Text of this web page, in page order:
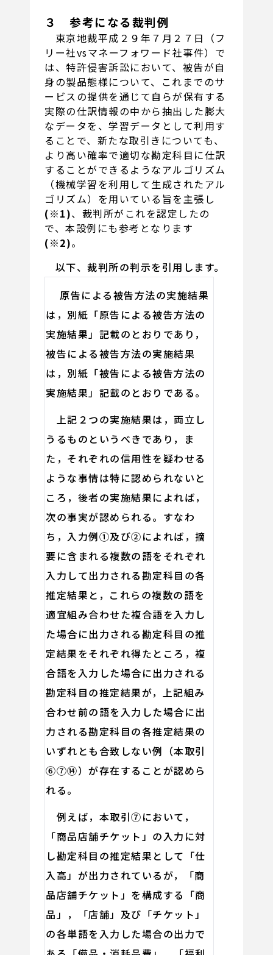
３ 参考になる裁判例
東京地裁平成２９年７月２７日（フ
リー社vsマネーフォワード社事件）で
は、特許侵害訴訟において、被告が自
身の製品態様について、これまでのサ
ービスの提供を通じて自らが保有する
実際の仕訳情報の中から抽出した膨大
なデータを、学習データとして利用す
ることで、新たな取引きについても、
より高い確率で適切な勘定科目に仕訳
することができるようなアルゴリズム
（機械学習を利用して生成されたアル
ゴリズム）を用いている旨を主張し
(※1)、裁判所がこれを認定したの
で、本設例にも参考となります
(※2)。
以下、裁判所の判示を引用します。
原告による被告方法の実施結果
は，別紙「原告による被告方法の
実施結果」記載のとおりであり，
被告による被告方法の実施結果
は，別紙「被告による被告方法の
実施結果」記載のとおりである。
上記２つの実施結果は，両立し
うるものというべきであり，ま
た，それぞれの信用性を疑わせる
ような事情は特に認められないと
ころ，後者の実施結果によれば，
次の事実が認められる。すなわ
ち，入力例①及び②によれば，摘
要に含まれる複数の語をそれぞれ
入力して出力される勘定科目の各
推定結果と，これらの複数の語を
適宜組み合わせた複合語を入力し
た場合に出力される勘定科目の推
定結果をそれぞれ得たところ，複
合語を入力した場合に出力される
勘定科目の推定結果が，上記組み
合わせ前の語を入力した場合に出
力される勘定科目の各推定結果の
いずれとも合致しない例（本取引
⑥⑦⑭）が存在することが認めら
れる。
例えば，本取引⑦において，
「商品店舗チケット」の入力に対
し勘定科目の推定結果として「仕
入高」が出力されているが，「商
品店舗チケット」を構成する「商
品」，「店舗」及び「チケット」
の各単語を入力した場合の出力で